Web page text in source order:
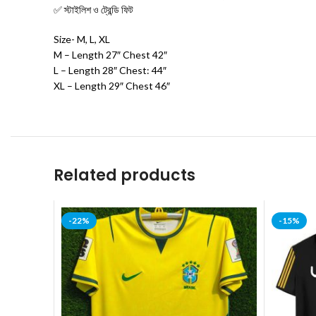
✅ স্টাইলিশ ও ট্রেন্ডি ফিট
Size- M, L, XL
M – Length 27″ Chest 42″
L – Length 28″ Chest: 44″
XL – Length 29″ Chest 46″
Related products
-22% -15%